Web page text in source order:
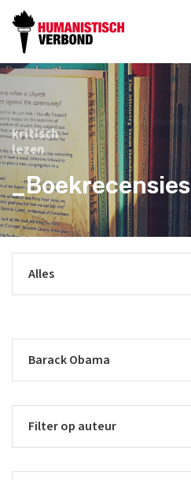
kritisch
lezen
_Boekrecensies